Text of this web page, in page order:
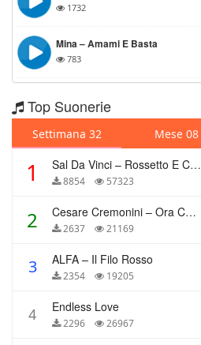
1732
Mina – Amami E Basta
783
Top Suonerie
Settimana 32 Mese 08
1 Sal Da Vinci – Rossetto E Caffè
8854 57323
2 Cesare Cremonini – Ora Che Non Ho Più Te
2637 21169
3 ALFA – Il Filo Rosso
2354 19205
4 Endless Love
2296 26967